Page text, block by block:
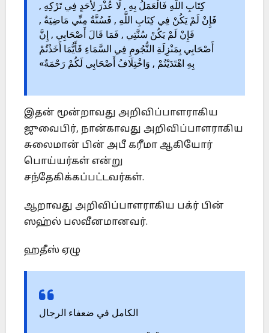
كِتَابِ اللَّهِ فَالْعَمَلُ بِهِ , لَا عُذْرَ لِأَحَدٍ فِي تَرْكِهِ ,
فَإِنْ لَمْ يَكُنْ فِي كِتَابِ اللَّهِ , فَسُنَّةٌ مِنِّي مَاضِيَةٌ ,
فَإِنْ لَمْ يَكُنْ سُنَّتِي , فَمَا قَالَ أَصْحَابِي , إِنَّ
أَصْحَابِي بِمَنْزِلَةِ النُّجُومِ فِي السَّمَاءِ فَأَيُّمَا أَخَذْتُمْ
بِهِ اهْتَدَيْتُمْ , وَاخْتِلَافُ أَصْحَابِي لَكُمْ رَحْمَةٌ»
இதன் மூன்றாவது அறிவிப்பாளராகிய
ஜுவைபிர், நான்காவது அறிவிப்பாளராகிய
சுலைமான் பின் அபீ கரீமா ஆகியோர்
பொய்யர்கள் என்று
சந்தேகிக்கப்பட்டவர்கள்.
ஆறாவது அறிவிப்பாளராகிய பக்ர் பின்
ஸஹ்ல் பலவீனமானவர்.
ஹதீஸ் ஏழு
الكامل في ضعفاء الرجال